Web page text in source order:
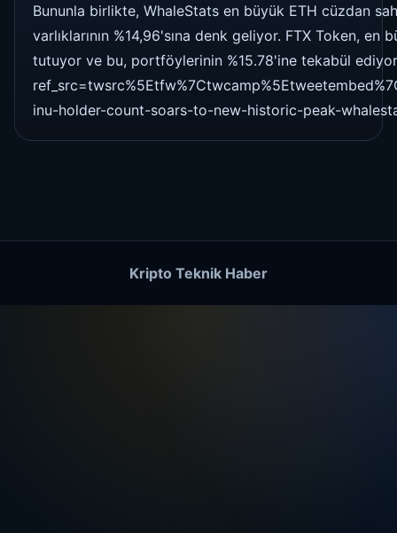
Bununla birlikte, WhaleStats en büyük ETH cüzdan
varlıklarının %14,96'sına denk geliyor. FTX Token,
tutuyor ve bu, portföylerinin %15.78'ine tekabül
inu-holder-count-soars-to-new-historic-peak-
Kripto Teknik Haber